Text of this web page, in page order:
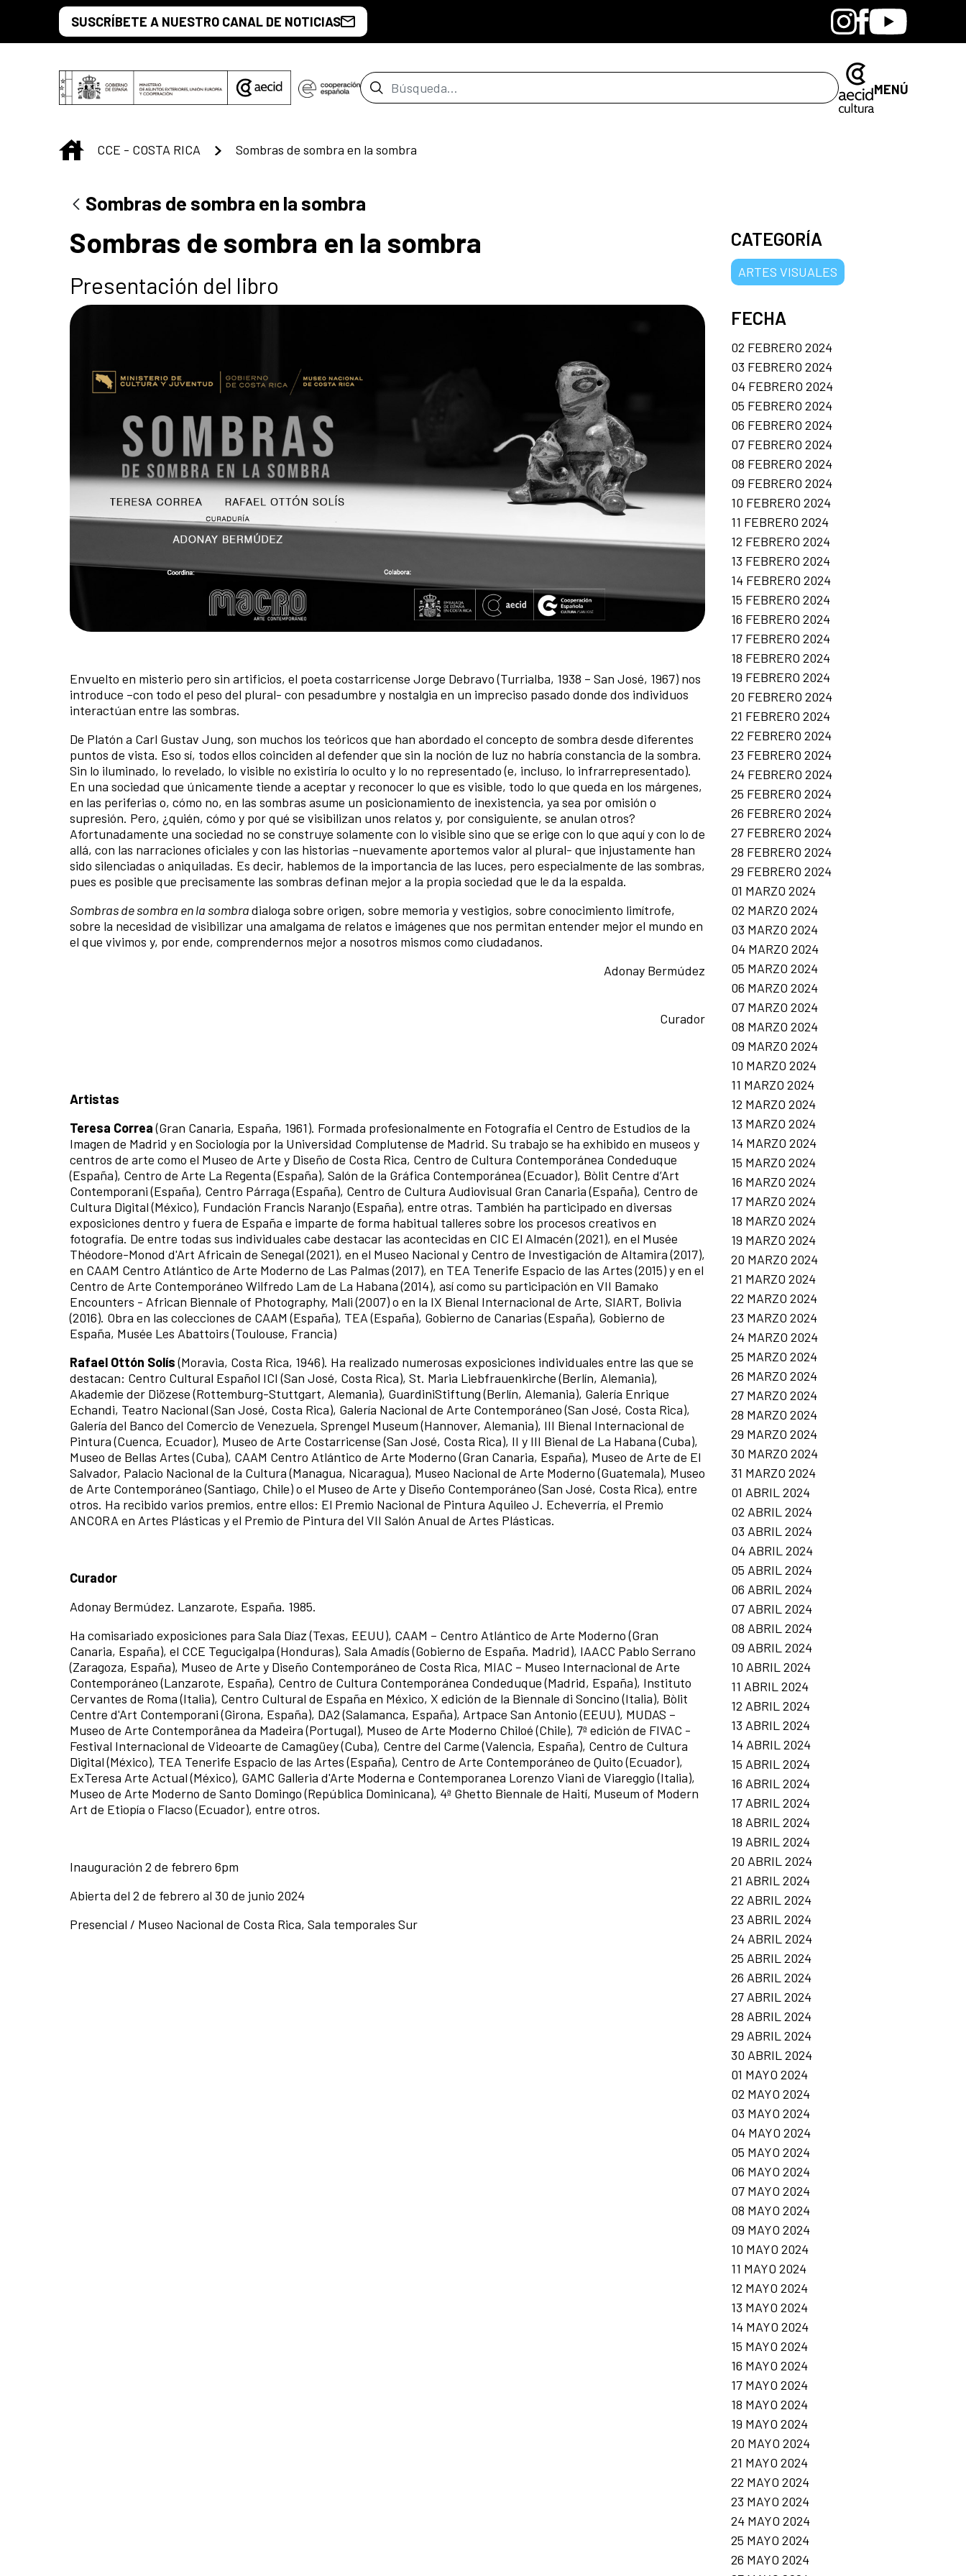
Saltar al contenido principal
SUSCRÍBETE A NUESTRO CANAL DE NOTICIAS BandcampInstagram
Facebook
Youtube
Barra de búsqueda MENÚ
INICIO
CCE - COSTA RICA Sombras de sombra en la sombra
Sombras de sombra en la sombra
Sombras de sombra en la sombra
Presentación del libro
Envuelto en misterio pero sin artificios, el poeta costarricense Jorge Debravo (Turrialba, 1938 – San José, 1967) nos
introduce –con todo el peso del plural- con pesadumbre y nostalgia en un impreciso pasado donde dos individuos
interactúan entre las sombras.
De Platón a Carl Gustav Jung, son muchos los teóricos que han abordado el concepto de sombra desde diferentes
puntos de vista. Eso sí, todos ellos coinciden al defender que sin la noción de luz no habría constancia de la sombra.
Sin lo iluminado, lo revelado, lo visible no existiría lo oculto y lo no representado (e, incluso, lo infrarrepresentado).
En una sociedad que únicamente tiende a aceptar y reconocer lo que es visible, todo lo que queda en los márgenes,
en las periferias o, cómo no, en las sombras asume un posicionamiento de inexistencia, ya sea por omisión o
supresión. Pero, ¿quién, cómo y por qué se visibilizan unos relatos y, por consiguiente, se anulan otros?
Afortunadamente una sociedad no se construye solamente con lo visible sino que se erige con lo que aquí y con lo de
allá, con las narraciones oficiales y con las historias –nuevamente aportemos valor al plural- que injustamente han
sido silenciadas o aniquiladas. Es decir, hablemos de la importancia de las luces, pero especialmente de las sombras,
pues es posible que precisamente las sombras definan mejor a la propia sociedad que le da la espalda.
Sombras de sombra en la sombradialoga sobre origen, sobre memoria y vestigios, sobre conocimiento limítrofe,
sobre la necesidad de visibilizar una amalgama de relatos e imágenes que nos permitan entender mejor el mundo en
el que vivimos y, por ende, comprendernos mejor a nosotros mismos como ciudadanos.
Adonay Bermúdez
Curador
Artistas
Teresa Correa(Gran Canaria, España, 1961). Formada profesionalmente en Fotografía el Centro de Estudios de la
Imagen de Madrid y en Sociología por la Universidad Complutense de Madrid. Su trabajo se ha exhibido en museos y
centros de arte como el Museo de Arte y Diseño de Costa Rica, Centro de Cultura Contemporánea Condeduque
(España), Centro de Arte La Regenta (España), Salón de la Gráfica Contemporánea (Ecuador), Bòlit Centre d’Art
Contemporani (España), Centro Párraga (España), Centro de Cultura Audiovisual Gran Canaria (España), Centro de
Cultura Digital (México), Fundación Francis Naranjo (España), entre otras. También ha participado en diversas
exposiciones dentro y fuera de España e imparte de forma habitual talleres sobre los procesos creativos en
fotografía. De entre todas sus individuales cabe destacar las acontecidas en CIC El Almacén (2021), en el Musée
Théodore-Monod d'Art Africain de Senegal (2021), en el Museo Nacional y Centro de Investigación de Altamira (2017),
en CAAM Centro Atlántico de Arte Moderno de Las Palmas (2017), en TEA Tenerife Espacio de las Artes (2015) y en el
Centro de Arte Contemporáneo Wilfredo Lam de La Habana (2014), así como su participación en VII Bamako
Encounters - African Biennale of Photography, Mali (2007) o en la IX Bienal Internacional de Arte, SIART, Bolivia
(2016). Obra en las colecciones de CAAM (España), TEA (España), Gobierno de Canarias (España), Gobierno de
España, Musée Les Abattoirs (Toulouse, Francia)
Rafael Ottón Solís(Moravia, Costa Rica, 1946). Ha realizado numerosas exposiciones individuales entre las que se
destacan: Centro Cultural Español ICI (San José, Costa Rica), St. Maria Liebfrauenkirche (Berlín, Alemania),
Akademie der Diözese (Rottemburg-Stuttgart, Alemania), GuardiniStiftung (Berlín, Alemania), Galería Enrique
Echandi, Teatro Nacional (San José, Costa Rica), Galería Nacional de Arte Contemporáneo (San José, Costa Rica),
Galería del Banco del Comercio de Venezuela, Sprengel Museum (Hannover, Alemania), III Bienal Internacional de
Pintura (Cuenca, Ecuador), Museo de Arte Costarricense (San José, Costa Rica), II y III Bienal de La Habana (Cuba),
Museo de Bellas Artes (Cuba), CAAM Centro Atlántico de Arte Moderno (Gran Canaria, España), Museo de Arte de El
Salvador, Palacio Nacional de la Cultura (Managua, Nicaragua), Museo Nacional de Arte Moderno (Guatemala), Museo
de Arte Contemporáneo (Santiago, Chile) o el Museo de Arte y Diseño Contemporáneo (San José, Costa Rica), entre
otros. Ha recibido varios premios, entre ellos: El Premio Nacional de Pintura Aquileo J. Echeverría, el Premio
ANCORA en Artes Plásticas y el Premio de Pintura del VII Salón Anual de Artes Plásticas.
Curador
Adonay Bermúdez. Lanzarote, España. 1985.
Ha comisariado exposiciones para Sala Díaz (Texas, EEUU), CAAM – Centro Atlántico de Arte Moderno (Gran
Canaria, España), el CCE Tegucigalpa (Honduras), Sala Amadís (Gobierno de España. Madrid), IAACC Pablo Serrano
(Zaragoza, España), Museo de Arte y Diseño Contemporáneo de Costa Rica, MIAC – Museo Internacional de Arte
Contemporáneo (Lanzarote, España), Centro de Cultura Contemporánea Condeduque (Madrid, España), Instituto
Cervantes de Roma (Italia), Centro Cultural de España en México, X edición de la Biennale di Soncino (Italia), Bòlit
Centre d'Art Contemporani (Girona, España), DA2 (Salamanca, España), Artpace San Antonio (EEUU), MUDAS –
Museo de Arte Contemporânea da Madeira (Portugal), Museo de Arte Moderno Chiloé (Chile), 7ª edición de FIVAC -
Festival Internacional de Videoarte de Camagüey (Cuba), Centre del Carme (Valencia, España), Centro de Cultura
Digital (México), TEA Tenerife Espacio de las Artes (España), Centro de Arte Contemporáneo de Quito (Ecuador),
ExTeresa Arte Actual (México), GAMC Galleria d'Arte Moderna e Contemporanea Lorenzo Viani de Viareggio (Italia),
Museo de Arte Moderno de Santo Domingo (República Dominicana), 4ª Ghetto Biennale de Haití, Museum of Modern
Art de Etiopía o Flacso (Ecuador), entre otros.
Inauguración 2 de febrero 6pm
Abierta del 2 de febrero al 30 de junio 2024
Presencial / Museo Nacional de Costa Rica, Sala temporales Sur
CATEGORÍA
ARTES VISUALES
FECHA
02 FEBRERO 2024
03 FEBRERO 2024
04 FEBRERO 2024
05 FEBRERO 2024
06 FEBRERO 2024
07 FEBRERO 2024
08 FEBRERO 2024
09 FEBRERO 2024
10 FEBRERO 2024
11 FEBRERO 2024
12 FEBRERO 2024
13 FEBRERO 2024
14 FEBRERO 2024
15 FEBRERO 2024
16 FEBRERO 2024
17 FEBRERO 2024
18 FEBRERO 2024
19 FEBRERO 2024
20 FEBRERO 2024
21 FEBRERO 2024
22 FEBRERO 2024
23 FEBRERO 2024
24 FEBRERO 2024
25 FEBRERO 2024
26 FEBRERO 2024
27 FEBRERO 2024
28 FEBRERO 2024
29 FEBRERO 2024
01 MARZO 2024
02 MARZO 2024
03 MARZO 2024
04 MARZO 2024
05 MARZO 2024
06 MARZO 2024
07 MARZO 2024
08 MARZO 2024
09 MARZO 2024
10 MARZO 2024
11 MARZO 2024
12 MARZO 2024
13 MARZO 2024
14 MARZO 2024
15 MARZO 2024
16 MARZO 2024
17 MARZO 2024
18 MARZO 2024
19 MARZO 2024
20 MARZO 2024
21 MARZO 2024
22 MARZO 2024
23 MARZO 2024
24 MARZO 2024
25 MARZO 2024
26 MARZO 2024
27 MARZO 2024
28 MARZO 2024
29 MARZO 2024
30 MARZO 2024
31 MARZO 2024
01 ABRIL 2024
02 ABRIL 2024
03 ABRIL 2024
04 ABRIL 2024
05 ABRIL 2024
06 ABRIL 2024
07 ABRIL 2024
08 ABRIL 2024
09 ABRIL 2024
10 ABRIL 2024
11 ABRIL 2024
12 ABRIL 2024
13 ABRIL 2024
14 ABRIL 2024
15 ABRIL 2024
16 ABRIL 2024
17 ABRIL 2024
18 ABRIL 2024
19 ABRIL 2024
20 ABRIL 2024
21 ABRIL 2024
22 ABRIL 2024
23 ABRIL 2024
24 ABRIL 2024
25 ABRIL 2024
26 ABRIL 2024
27 ABRIL 2024
28 ABRIL 2024
29 ABRIL 2024
30 ABRIL 2024
01 MAYO 2024
02 MAYO 2024
03 MAYO 2024
04 MAYO 2024
05 MAYO 2024
06 MAYO 2024
07 MAYO 2024
08 MAYO 2024
09 MAYO 2024
10 MAYO 2024
11 MAYO 2024
12 MAYO 2024
13 MAYO 2024
14 MAYO 2024
15 MAYO 2024
16 MAYO 2024
17 MAYO 2024
18 MAYO 2024
19 MAYO 2024
20 MAYO 2024
21 MAYO 2024
22 MAYO 2024
23 MAYO 2024
24 MAYO 2024
25 MAYO 2024
26 MAYO 2024